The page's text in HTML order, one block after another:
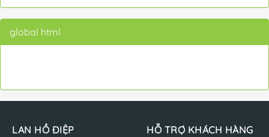
global html
LAN HỒ ĐIỆP HỖ TRỢ KHÁCH HÀNG